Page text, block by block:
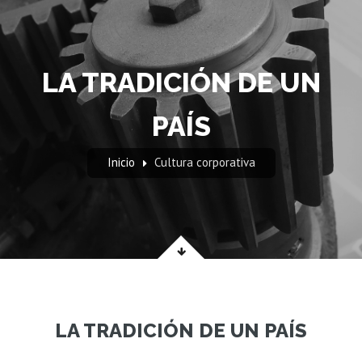
LA TRADICIÓN DE UN
PAÍS
Inicio Cultura corporativa
LA TRADICIÓN DE UN PAÍS